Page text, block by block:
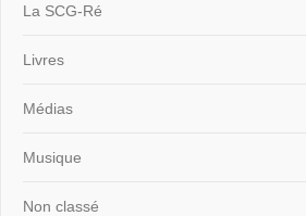
La SCG-Ré
Livres
Médias
Musique
Non classé